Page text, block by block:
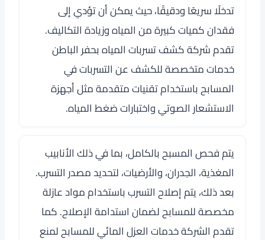
تدخلًا سريعًا ودقيقًا، حيث يمكن أن تؤدي إلى
فقدان كميات كبيرة من المياه وزيادة التكاليف.
تقدم شركة كشف تسربات المياه بحفر الباطن
خدمات متخصصة للكشف عن التسربات في
المسابح باستخدام تقنيات متقدمة مثل أجهزة
الاستشعار الصوتي واختبارات ضغط المياه.
يتم فحص المسبح بالكامل، بما في ذلك الأنابيب
المغذية، الجدران، والأرضيات، لتحديد مصدر التسرب.
بعد ذلك، يتم إصلاح التسرب باستخدام مواد عازلة
مخصصة للمسابح لضمان استدامة الإصلاح. كما
تقدم الشركة خدمات العزل المائي للمسابح لمنع